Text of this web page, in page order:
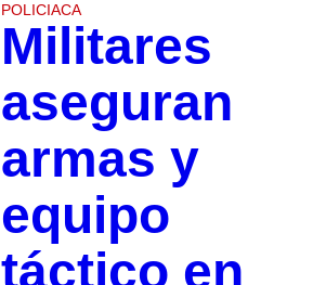
POLICIACA
Militares
aseguran
armas y
equipo
táctico en